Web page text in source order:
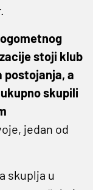
stoji klub
postojanja, a
skupili
jedan od
skuplja u